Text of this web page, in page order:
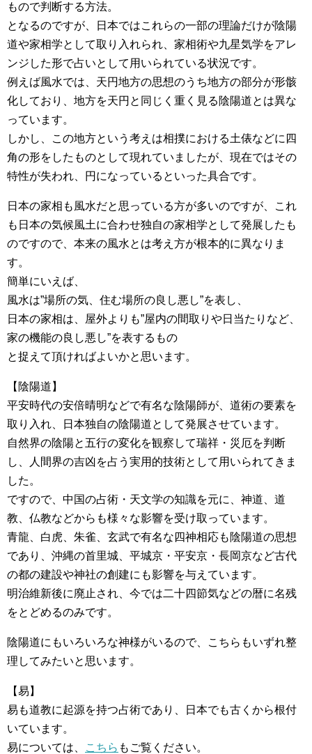
もので判断する方法。
となるのですが、日本ではこれらの一部の理論だけが陰陽
道や家相学として取り入れられ、家相術や九星気学をアレ
ンジした形で占いとして用いられている状況です。
例えば風水では、天円地方の思想のうち地方の部分が形骸
化しており、地方を天円と同じく重く見る陰陽道とは異な
っています。
しかし、この地方という考えは相撲における土俵などに四
角の形をしたものとして現れていましたが、現在ではその
特性が失われ、円になっているといった具合です。
日本の家相も風水だと思っている方が多いのですが、これ
も日本の気候風土に合わせ独自の家相学として発展したも
のですので、本来の風水とは考え方が根本的に異なりま
す。
簡単にいえば、
風水は”場所の気、住む場所の良し悪し”を表し、
日本の家相は、屋外よりも”屋内の間取りや日当たりなど、
家の機能の良し悪し”を表するもの
と捉えて頂ければよいかと思います。
【陰陽道】
平安時代の安倍晴明などで有名な陰陽師が、道術の要素を
取り入れ、日本独自の陰陽道として発展させています。
自然界の陰陽と五行の変化を観察して瑞祥・災厄を判断
し、人間界の吉凶を占う実用的技術として用いられてきま
した。
ですので、中国の占術・天文学の知識を元に、神道、道
教、仏教などからも様々な影響を受け取っています。
青龍、白虎、朱雀、玄武で有名な四神相応も陰陽道の思想
であり、沖縄の首里城、平城京・平安京・長岡京など古代
の都の建設や神社の創建にも影響を与えています。
明治維新後に廃止され、今では二十四節気などの暦に名残
をとどめるのみです。
陰陽道にもいろいろな神様がいるので、こちらもいずれ整
理してみたいと思います。
【易】
易も道教に起源を持つ占術であり、日本でも古くから根付
いています。
易については、
こちら もご覧ください。